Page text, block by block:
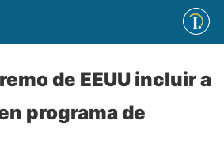
de EEUU incluir a
programa de